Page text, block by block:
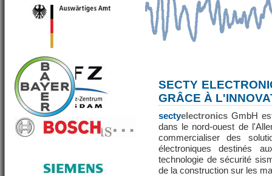
SECTY
GRÂCE À
sectyelectronics GmbH
dans le nord-ouest de
commercialiser des
électroniques destinés
technologie de sécurité
de la construction sur les